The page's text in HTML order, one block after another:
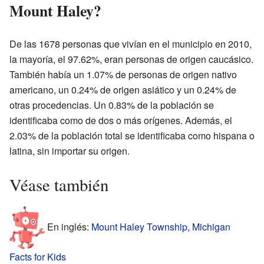
Mount Haley?
De las 1678 personas que vivían en el municipio en 2010,
la mayoría, el 97.62%, eran personas de origen caucásico.
También había un 1.07% de personas de origen nativo
americano, un 0.24% de origen asiático y un 0.24% de
otras procedencias. Un 0.83% de la población se
identificaba como de dos o más orígenes. Además, el
2.03% de la población total se identificaba como hispana o
latina, sin importar su origen.
Véase también
En inglés: Mount Haley Township, Michigan
Facts for Kids